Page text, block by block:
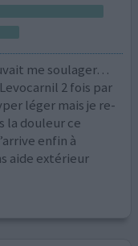
me soulager…
2 fois par
léger mais je re-
la douleur ce
enfin à
aide extérieur